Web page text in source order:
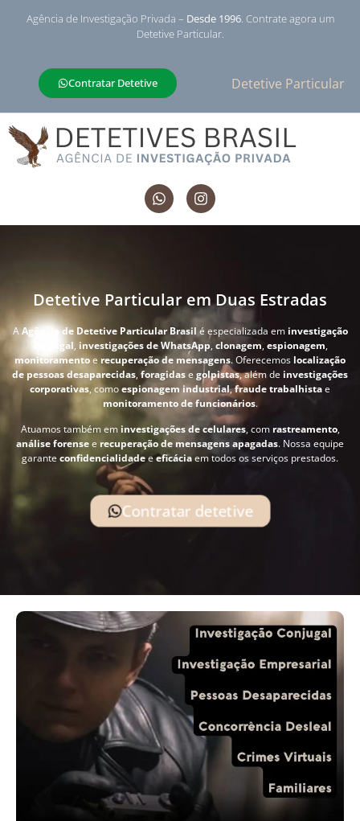
Agência de Investigação Privada – Desde 1996. Contrate agora um
Detetive Particular.
Contratar Detetive Detetive Particular
Detetive Particular em Duas Estradas
AAgência de Detetive Particular Brasil é especializada em investigação
conjugal, investigações de WhatsApp, clonagem,espionagem,
monitoramentoe recuperação de mensagens. Oferecemos localização
de pessoas desaparecidas, foragidase golpistas, além de investigações
corporativas, comoespionagem industrial,fraude trabalhistae
monitoramento de funcionários.
Atuamos também em investigações de celulares, com rastreamento,
análise forensee recuperação de mensagens apagadas. Nossa equipe
garante confidencialidadeeeficáciaem todos os serviços prestados.
Contratar detetive